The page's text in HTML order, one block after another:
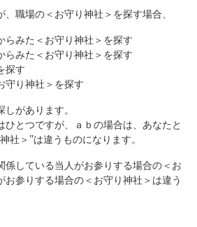
、職場の＜お守り神社＞を探す場合、
らみた＜お守り神社＞を探す
らみた＜お守り神社＞を探す
探す
守り神社＞を探す
があります。
ひとつですが、ａｂの場合は、あなたと
社＞”は違うものになります。
係している当人がお参りする場合の＜お
お参りする場合の＜お守り神社＞は違う